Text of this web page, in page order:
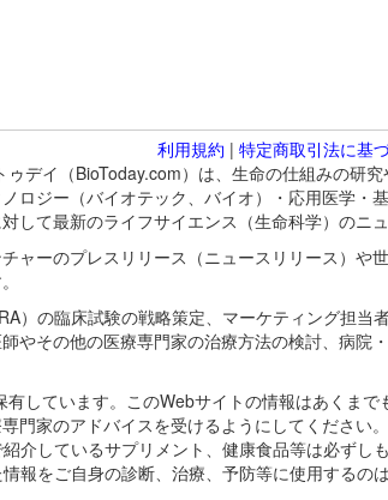
利用規約 | 特定商取引法に基
デイ（BioToday.com）は、生命の仕組みの研
ロジー（バイオテック、バイオ）・応用医学
して最新のライフサイエンス（生命科学）のニ
ャーのプレスリリース（ニュースリリース）
）の臨床試験の戦略策定、マーケティング担
やその他の医療専門家の治療方法の検討、病
しています。このWebサイトの情報はあくま
門家のアドバイスを受けるようにしてくださ
介しているサプリメント、健康食品等は必ず
報をご自身の診断、治療、予防等に使用する